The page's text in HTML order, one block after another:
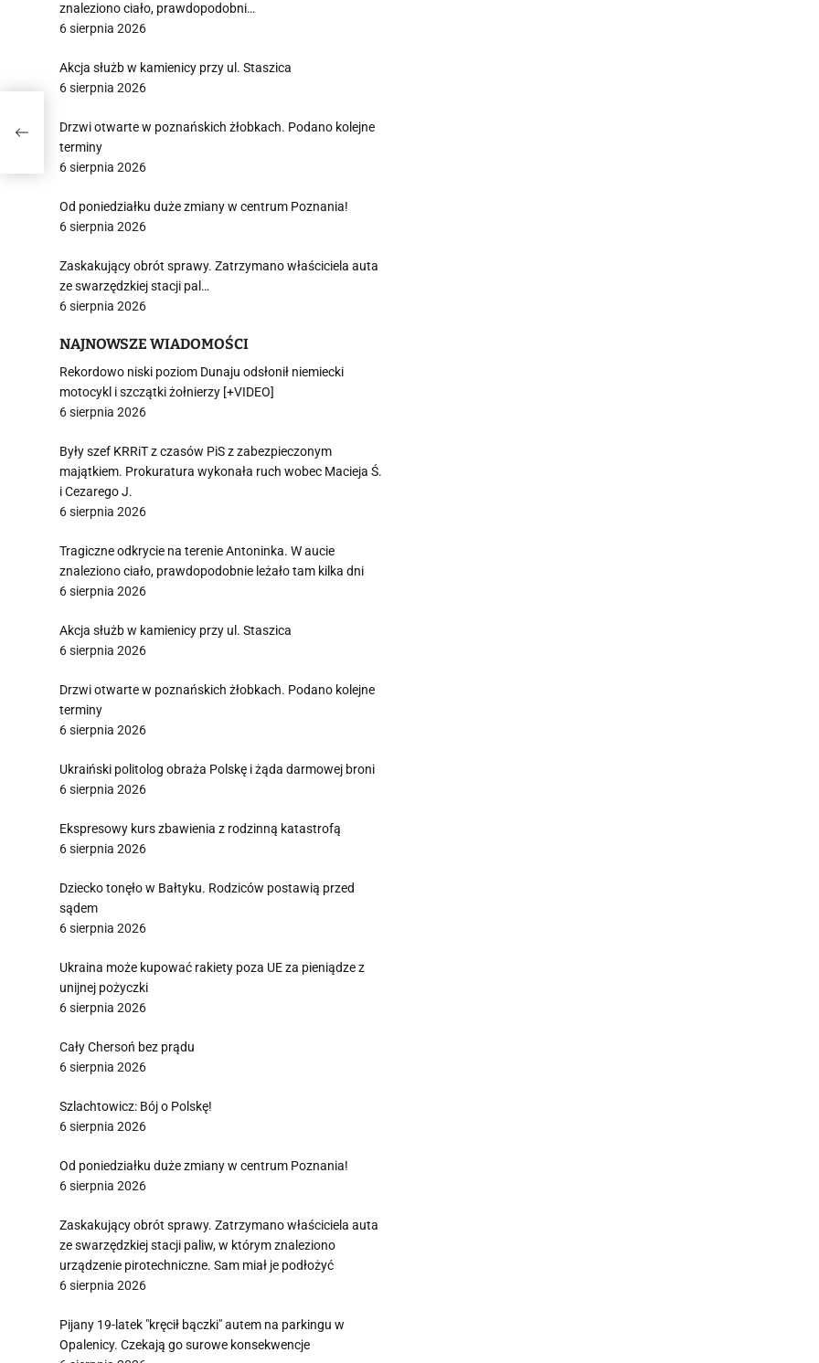
znaleziono ciało, prawdopodobni…
6 sierpnia 2026
Akcja służb w kamienicy przy ul. Staszica
6 sierpnia 2026
Drzwi otwarte w poznańskich żłobkach. Podano kolejne
terminy
6 sierpnia 2026
Od poniedziałku duże zmiany w centrum Poznania!
6 sierpnia 2026
Zaskakujący obrót sprawy. Zatrzymano właściciela auta
ze swarzędzkiej stacji pal…
6 sierpnia 2026
NAJNOWSZE WIADOMOŚCI
Rekordowo niski poziom Dunaju odsłonił niemiecki
motocykl i szczątki żołnierzy [+VIDEO]
6 sierpnia 2026
Były szef KRRiT z czasów PiS z zabezpieczonym
majątkiem. Prokuratura wykonała ruch wobec Macieja Ś.
i Cezarego J.
6 sierpnia 2026
Tragiczne odkrycie na terenie Antoninka. W aucie
znaleziono ciało, prawdopodobnie leżało tam kilka dni
6 sierpnia 2026
Akcja służb w kamienicy przy ul. Staszica
6 sierpnia 2026
Drzwi otwarte w poznańskich żłobkach. Podano kolejne
terminy
6 sierpnia 2026
Ukraiński politolog obraża Polskę i żąda darmowej broni
6 sierpnia 2026
Ekspresowy kurs zbawienia z rodzinną katastrofą
6 sierpnia 2026
Dziecko tonęło w Bałtyku. Rodziców postawią przed
sądem
6 sierpnia 2026
Ukraina może kupować rakiety poza UE za pieniądze z
unijnej pożyczki
6 sierpnia 2026
Cały Chersoń bez prądu
6 sierpnia 2026
Szlachtowicz: Bój o Polskę!
6 sierpnia 2026
Od poniedziałku duże zmiany w centrum Poznania!
6 sierpnia 2026
Zaskakujący obrót sprawy. Zatrzymano właściciela auta
ze swarzędzkiej stacji paliw, w którym znaleziono
urządzenie pirotechniczne. Sam miał je podłożyć
6 sierpnia 2026
Pijany 19-latek "kręcił bączki" autem na parkingu w
Opalenicy. Czekają go surowe konsekwencje